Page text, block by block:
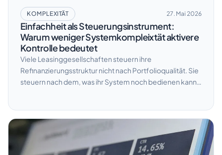
DE EN
Kontakt
KOMPLEXITÄT 27. Mai 2026
Einfachheit als Steuerungsinstrument:
Warum weniger Systemkompleixtät aktivere
Kontrolle bedeutet
Viele Leasinggesellschaften steuern ihre
Refinanzierungsstruktur nicht nach Portfolioqualität. Sie
steuern nach dem, was ihr System noch bedienen kann.
entsteht einfach nicht. Dabei ist Einfachheit in der
Systemarchitektur kein Komfortgewinn und keine
Sparmaßnahme. Sie ist der Unterschied zwischen einer